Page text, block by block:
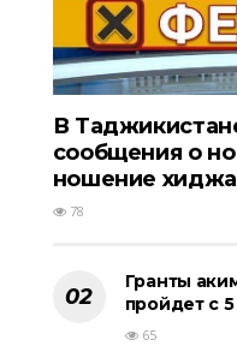
В
сообщения о
ношение
78
Гранты
пройдет с 5
65